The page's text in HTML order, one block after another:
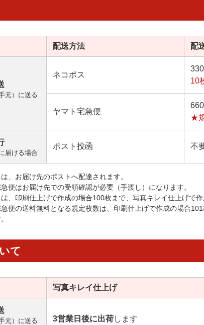
配送方法 配
元）に送る
ネコポス
10
ヤマト宅急便
★
届ける場合
ポスト投函 不
、お届け先のポストへ配達されます。
便はお届け先での受領確認が必要（手渡し）になります。
、印刷仕上げで作成の場合100枚まで、写真キレイ仕上げで
便の送料無料となる規定枚数は、印刷仕上げで作成の場合
て
写真キレイ仕上げ
元）に送る
3営業日後に出荷します